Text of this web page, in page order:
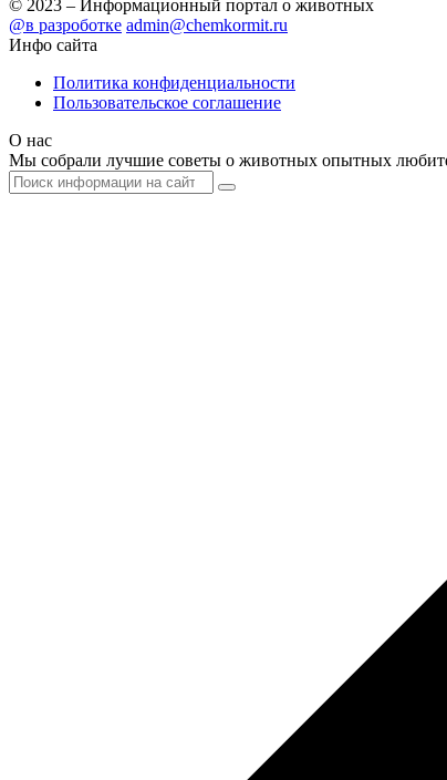
© 2023 – Информационный портал о животных
@в разроботке admin@chemkormit.ru
Инфо сайта
Политика конфиденциальности
Пользовательское соглашение
О нас
Мы собрали лучшие советы о животных опытных